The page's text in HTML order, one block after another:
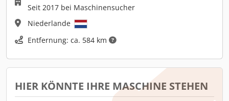
Seit 2017 bei Maschinensucher
Niederlande
Entfernung: ca. 584 km
HIER KÖNNTE IHRE MASCHINE STEHEN